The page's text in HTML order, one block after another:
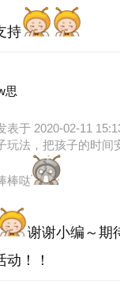
很可爱，这次他
奏，糖小乖Z爱的
人站一边，一
持
思
表于 2020-02-11
玩法，把孩子的时间
棒哒
谢谢小编～期
动！！